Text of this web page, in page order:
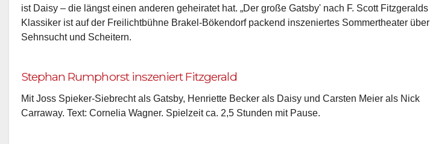
ist Daisy – die längst einen anderen geheiratet hat. „Der große Gatsby' nach F. Scott Fitzgeralds
Klassiker ist auf der Freilichtbühne Brakel-Bökendorf packend inszeniertes Sommertheater über
Sehnsucht und Scheitern.
Stephan Rumphorst inszeniert Fitzgerald
Mit Joss Spieker-Siebrecht als Gatsby, Henriette Becker als Daisy und Carsten Meier als Nick
Carraway. Text: Cornelia Wagner. Spielzeit ca. 2,5 Stunden mit Pause.